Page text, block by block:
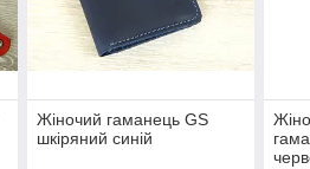
Жіночий гаманець GS
шкіряний синій